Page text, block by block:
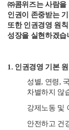
㈜콤위즈는 사람을
인권이 존중받는
또한 인권경영 원
성장을 실현하겠습
1. 인권경영 기본
성별, 연령,
차별하지 않
강제노동 및
안전하고 건